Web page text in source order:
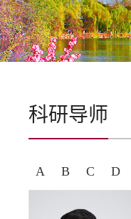
科研导师
A B C D